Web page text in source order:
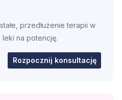
przedłużenie terapii w
na potencję.
Rozpocznij konsultację